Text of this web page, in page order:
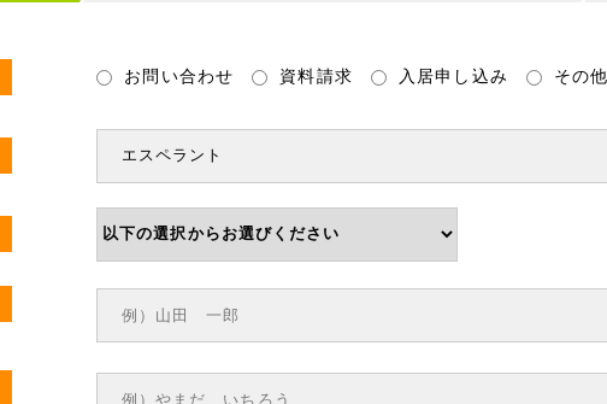
お問い合わせ 資料請求 入居申し込み その